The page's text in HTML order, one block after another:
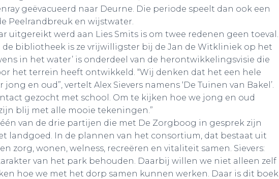
geëvacueerd naar Deurne. Die periode speelt dan ook een
Peelrandbreuk en wijstwater.
uitgereikt werd aan Lies Smits is om twee redenen geen toeval.
bibliotheek is ze vrijwilligster bij de Jan de Witkliniek op het
in het water’ is onderdeel van de herontwikkelingsvisie die
het terrein heeft ontwikkeld. “Wij denken dat het een hele
en oud”, vertelt Alex Sievers namens ‘De Tuinen van Bakel’.
gezocht met school. Om te kijken hoe we jong en oud
blij met alle mooie tekeningen.”
één van de drie partijen die met De Zorgboog in gesprek zijn
landgoed. In de plannen van het consortium, dat bestaat uit
zorg, wonen, welness, recreëren en vitaliteit samen. Sievers:
van het park behouden. Daarbij willen we niet alleen zelf
hoe we met het dorp samen kunnen werken. Daar is dit boek